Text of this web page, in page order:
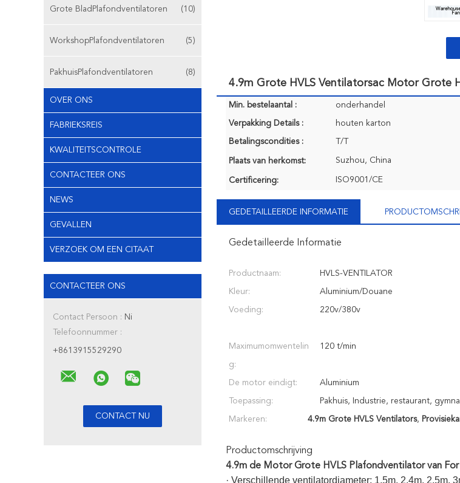
Grote BladPlafondventilatoren (10)
WorkshopPlafondventilatoren (5)
PakhuisPlafondventilatoren (8)
OVER ONS
FABRIEKSREIS
KWALITEITSCONTROLE
CONTACTEER ONS
NEWS
GEVALLEN
VERZOEK OM EEN CITAAT
CONTACTEER ONS
Contact Persoon : Ni
Telefoonnummer :
+8613915529290
4.9m Grote HVLS Ventilatorsac Motor Grote
Min. bestelaantal : onderhandel
Verpakking Details : houten karton
Betalingscondities : T/T
Plaats van herkomst: Suzhou, China
Certificering: ISO9001/CE
GEDETAILLEERDE INFORMATIE
Gedetailleerde Informatie
Productnaam: HVLS-VENTILATOR
Kleur: Aluminium/Douane
Voeding: 220v/380v
Maximumomwentelin
g:
120 t/min
De motor eindigt: Aluminium
Toepassing: Pakhuis, Industrie, restaurant,
Markeren: 4.9m Grote HVLS Ventilators,
Productomschrijving
4.9m de Motor Grote HVLS Plafondventilator van
· Verschillende ventilatordiameter: 1.5m, 2.4m, 2.5m,